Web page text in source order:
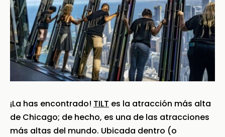
¡La has encontrado! TILT es la atracción más alta
de Chicago; de hecho, es una de las atracciones
más altas del mundo. Ubicada dentro (o